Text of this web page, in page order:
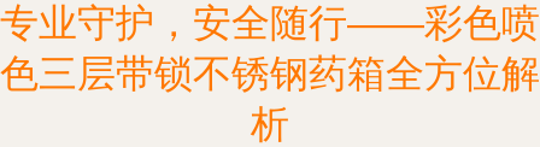
专业守护，安全随行——彩色喷
色三层带锁不锈钢药箱全方位解
析